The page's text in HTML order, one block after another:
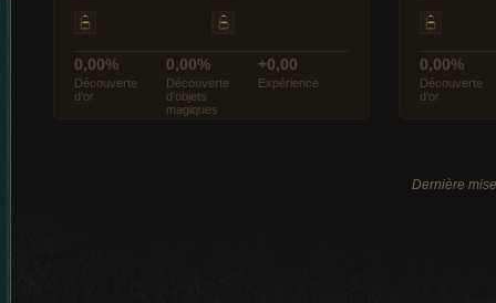
0,00%
Découverte
d’or
0,00%
Découverte
d’objets
magiques
+0,00
Expérience
0,00%
Découverte
d’or
Dernière